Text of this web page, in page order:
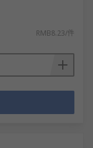
RMB8.23/件